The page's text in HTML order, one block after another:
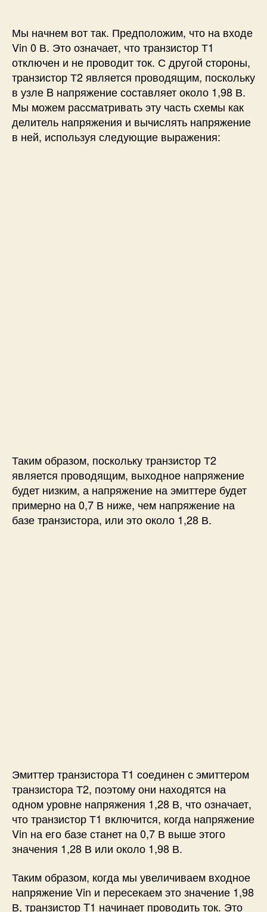
Мы начнем вот так. Предположим, что на входе
Vin 0 В. Это означает, что транзистор Т1
отключен и не проводит ток. С другой стороны,
транзистор Т2 является проводящим, поскольку
в узле B напряжение составляет около 1,98 В.
Мы можем рассматривать эту часть схемы как
делитель напряжения и вычислять напряжение
в ней, используя следующие выражения:
Таким образом, поскольку транзистор Т2
является проводящим, выходное напряжение
будет низким, а напряжение на эмиттере будет
примерно на 0,7 В ниже, чем напряжение на
базе транзистора, или это около 1,28 В.
Эмиттер транзистора Т1 соединен с эмиттером
транзистора Т2, поэтому они находятся на
одном уровне напряжения 1,28 В, что означает,
что транзистор Т1 включится, когда напряжение
Vin на его базе станет на 0,7 В выше этого
значения 1,28 В или около 1,98 В.
Таким образом, когда мы увеличиваем входное
напряжение Vin и пересекаем это значение 1,98
В, транзистор T1 начинает проводить ток. Это